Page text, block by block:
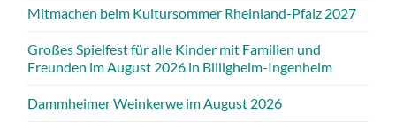
Mitmachen beim Kultursommer Rheinland-Pfalz 2027
Großes Spielfest für alle Kinder mit Familien und
Freunden im August 2026 in Billigheim-Ingenheim
Dammheimer Weinkerwe im August 2026